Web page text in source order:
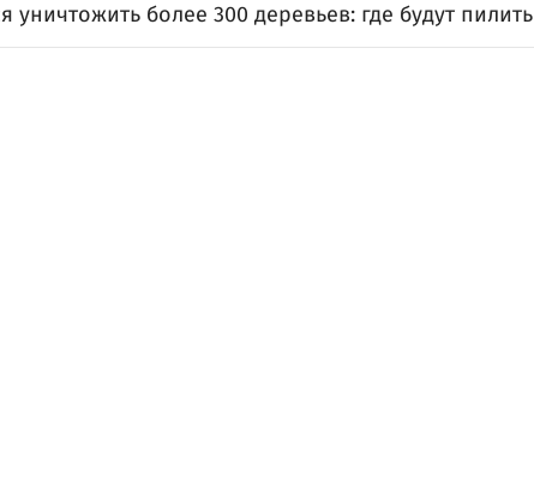
уничтожить более 300 деревьев: где будут пилить